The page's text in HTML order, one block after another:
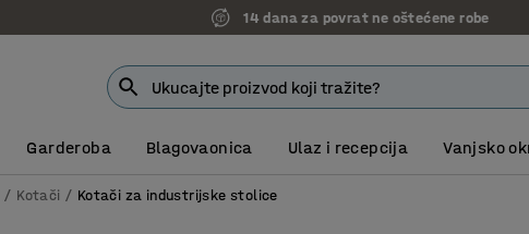
14 dana za povrat ne oštećene robe
Garderoba Blagovaonica Ulaz i recepcija Vanjsko
Kotači Kotači za industrijske stolice